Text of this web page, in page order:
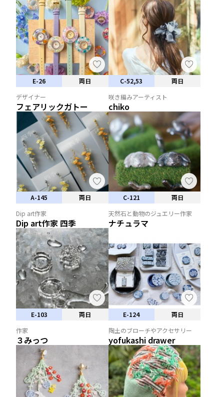
E-26
両日
デザイナー
フェアリックガトー
C-52,53
両日
咲き編みアーティスト
chiko
A-145
両日
Dip art作家
Dip art作家 四季
C-121
両日
天然石と動物のジュエリー作家
ナチュラマ
E-103
両日
作家
３みっつ
E-124
両日
陶土のブローチやアクセサリー
yofukashi drawer